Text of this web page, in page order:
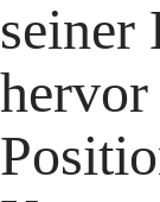
seiner
hervor